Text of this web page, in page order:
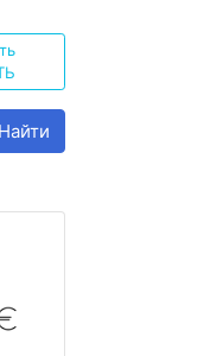
Найти